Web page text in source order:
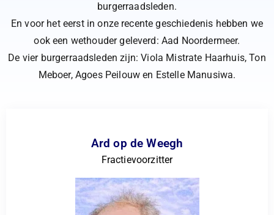
burgerraadsleden.
En voor het eerst in onze recente geschiedenis hebben we
ook een wethouder geleverd: Aad Noordermeer.
De vier burgerraadsleden zijn: Viola Mistrate Haarhuis, Ton
Meboer, Agoes Peilouw en Estelle Manusiwa.
Ard op de Weegh
Fractievoorzitter